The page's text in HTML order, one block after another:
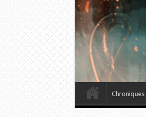
Chroniques